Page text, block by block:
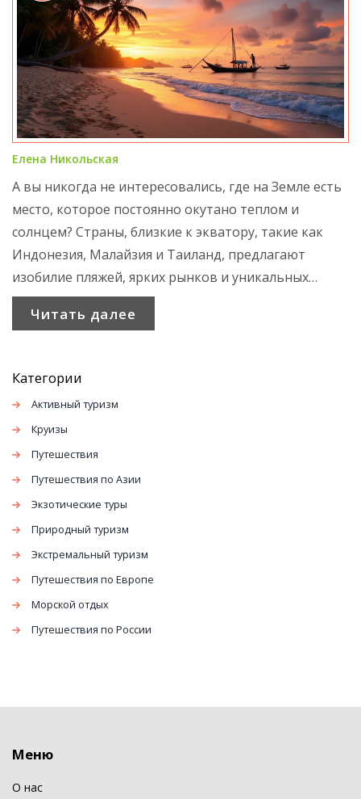
Елена Никольская
А вы никогда не интересовались, где на Земле есть
место, которое постоянно окутано теплом и
солнцем? Страны, близкие к экватору, такие как
Индонезия, Малайзия и Таиланд, предлагают
изобилие пляжей, ярких рынков и уникальных
культурных особенностей на фоне целогодичного
лета. Изучите, что делает эти регионы такими
полезных советах для комфортного путешествия.
Читать далее
Категории
Активный туризм
Круизы
Путешествия
Путешествия по Азии
Экзотические туры
Природный туризм
Экстремальный туризм
Путешествия по Европе
Морской отдых
Путешествия по России
Меню
О нас